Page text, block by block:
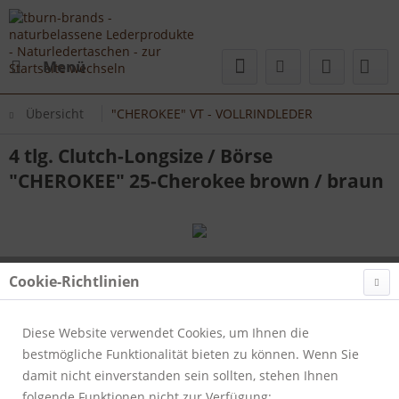
Menü
Übersicht "CHEROKEE" VT - VOLLRINDLEDER
4 tlg. Clutch-Longsize / Börse
"CHEROKEE" 25-Cherokee brown / braun
Cookie-Richtlinien
Diese Website verwendet Cookies, um Ihnen die
bestmögliche Funktionalität bieten zu können. Wenn Sie
damit nicht einverstanden sein sollten, stehen Ihnen